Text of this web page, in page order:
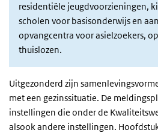
residentiële jeugdvoorzieningen,
scholen voor basisonderwijs en
opvangcentra voor asielzoekers,
thuislozen.
Uitgezonderd zijn
met een gezinssituatie. De
instellingen die onder de
alsook andere instellingen.